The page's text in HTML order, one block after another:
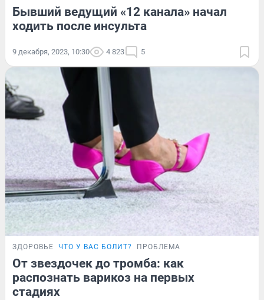
Бывший ведущий «12 канала» начал
ходить после инсульта
9 декабря, 2023, 10:30 4 823 5
ЗДОРОВЬЕ ЧТО У ВАС БОЛИТ? ПРОБЛЕМА
От звездочек до тромба: как
распознать варикоз на первых
стадиях